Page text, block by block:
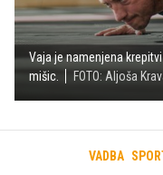
Vaja je namenjena
mišic.
FOTO: Aljoša
VADBA